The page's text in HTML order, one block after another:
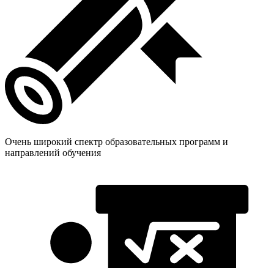
Очень широкий спектр образовательных программ и
направлений обучения